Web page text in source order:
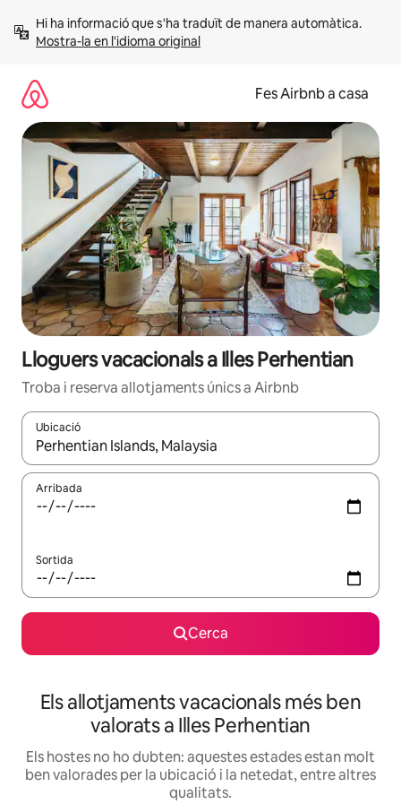
Mostra-la en l'idioma original
Fes Airbnb a casa
Lloguers vacacionals a Illes Perhentian
Troba i reserva allotjaments únics a Airbnb
Ubicació
Quan els resultats estiguin disponibles, podràs navegar-hi a
Arribada
Sortida
Cerca
Els allotjaments vacacionals més ben
valorats a Illes Perhentian
Els hostes no ho dubten: aquestes estades estan molt
ben valorades per la ubicació i la netedat, entre altres
qualitats.